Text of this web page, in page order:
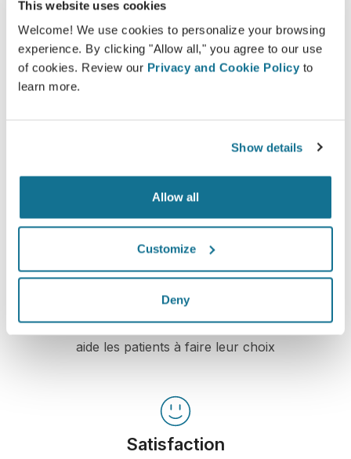
This website uses cookies
Welcome! We use cookies to personalize your browsing
experience. By clicking "Allow all," you agree to our use
of cookies. Review our Privacy and Cookie Policy to
learn more.
Show details
Allow all
Customize
Deny
les patients et les médecins.
potentiels résultats d'interventions grâce à une
simulation 3D de leur propre corps ou visage.
Confiance
Une implication dans le processus de décision
aide les patients à faire leur choix
Satisfaction